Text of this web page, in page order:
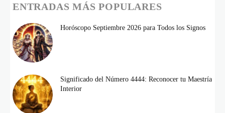
ENTRADAS MÁS POPULARES
Horóscopo Septiembre 2026 para Todos los Signos
Significado del Número 4444: Reconocer tu Maestría
Interior